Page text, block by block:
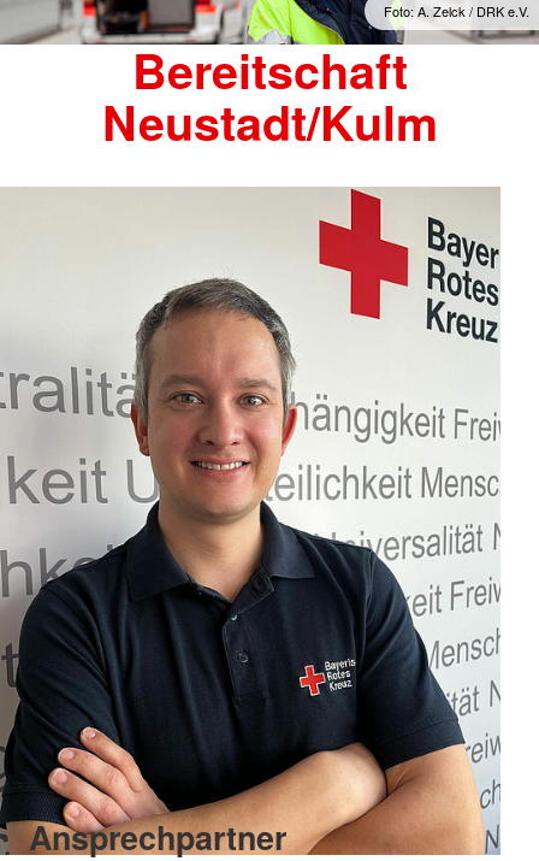
Foto: A. Zelck / DRK e.V.
Bereitschaft
Neustadt/Kulm
Ansprechpartner